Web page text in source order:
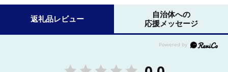
返礼品レビュー
自治体への
応援メッセージ